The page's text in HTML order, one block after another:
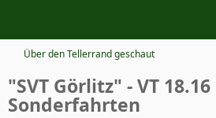
Über den Tellerrand geschaut
"SVT Görlitz" - VT 18.16
Sonderfahrten